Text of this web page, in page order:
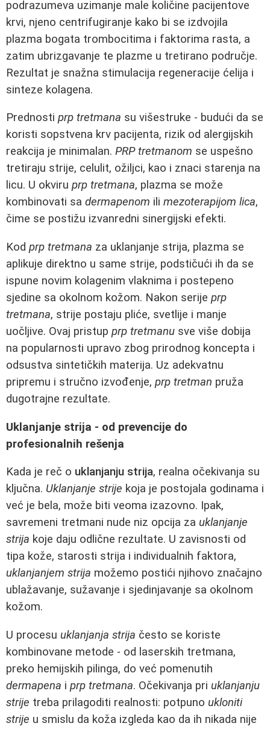
podrazumeva uzimanje male količine pacijentove
krvi, njeno centrifugiranje kako bi se izdvojila
plazma bogata trombocitima i faktorima rasta, a
zatim ubrizgavanje te plazme u tretirano područje.
Rezultat je snažna stimulacija regeneracije ćelija i
sinteze kolagena.
Prednosti prp tretmana su višestruke - budući da se
koristi sopstvena krv pacijenta, rizik od alergijskih
reakcija je minimalan. PRP tretmanom se uspešno
tretiraju strije, celulit, ožiljci, kao i znaci starenja na
licu. U okviru prp tretmana, plazma se može
kombinovati sa dermapenom ili mezoterapijom lica,
čime se postižu izvanredni sinergijski efekti.
Kod prp tretmana za uklanjanje strija, plazma se
aplikuje direktno u same strije, podstičući ih da se
ispune novim kolagenim vlaknima i postepeno
sjedine sa okolnom kožom. Nakon serije prp
tretmana, strije postaju pliće, svetlije i manje
uočljive. Ovaj pristup prp tretmanu sve više dobija
na popularnosti upravo zbog prirodnog koncepta i
odsustva sintetičkih materija. Uz adekvatnu
pripremu i stručno izvođenje, prp tretman pruža
dugotrajne rezultate.
Uklanjanje strija - od prevencije do
profesionalnih rešenja
Kada je reč o uklanjanju strija, realna očekivanja su
ključna. Uklanjanje strije koja je postojala godinama i
već je bela, može biti veoma izazovno. Ipak,
savremeni tretmani nude niz opcija za uklanjanje
strija koje daju odlične rezultate. U zavisnosti od
tipa kože, starosti strija i individualnih faktora,
uklanjanjem strija možemo postići njihovo značajno
ublažavanje, sužavanje i sjedinjavanje sa okolnom
kožom.
U procesu uklanjanja strija često se koriste
kombinovane metode - od laserskih tretmana,
preko hemijskih pilinga, do već pomenutih
dermapena i prp tretmana. Očekivanja pri uklanjanju
strije treba prilagoditi realnosti: potpuno ukloniti
strije u smislu da koža izgleda kao da ih nikada nije